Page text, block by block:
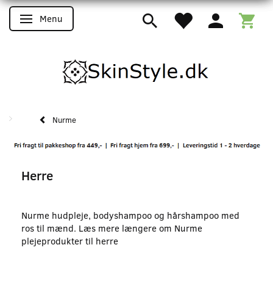
Skifte navigation
Menu
Nurme
Herre
Nurme hudpleje, bodyshampoo og hårshampoo med
ros til mænd. Læs mere længere om Nurme
plejeprodukter til herre